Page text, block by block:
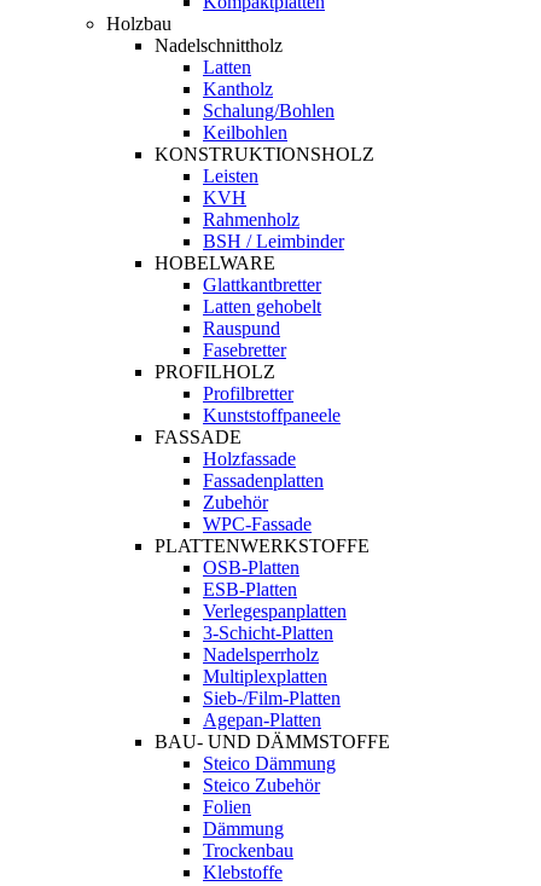
Holzbau
Nadelschnittholz
Latten
Kantholz
Schalung/Bohlen
Keilbohlen
KONSTRUKTIONSHOLZ
Leisten
KVH
Rahmenholz
BSH / Leimbinder
HOBELWARE
Glattkantbretter
Latten gehobelt
Rauspund
Fasebretter
PROFILHOLZ
Profilbretter
Kunststoffpaneele
FASSADE
Holzfassade
Fassadenplatten
Zubehör
WPC-Fassade
PLATTENWERKSTOFFE
OSB-Platten
ESB-Platten
Verlegespanplatten
3-Schicht-Platten
Nadelsperrholz
Multiplexplatten
Sieb-/Film-Platten
Agepan-Platten
BAU- UND DÄMMSTOFFE
Steico Dämmung
Steico Zubehör
Folien
Dämmung
Trockenbau
Klebstoffe